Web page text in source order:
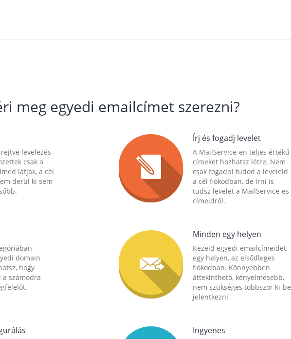
meg egyedi emailcímet szerezni?
levelezés
csak a
látják, a cél
derül ki sem
Írj és fogadj levelet
A MailService-en teljes értékű
címeket hozhatsz létre. Nem
csak fogadni tudod a leveleid
a cél fiókodban, de írni is
tudsz levelet a MailService-es
címeidről.
domain
hogy
a számodra
Minden egy helyen
Kezeld egyedi emailcímeidet
egy helyen, az elsődleges
fiókodban. Könnyebben
áttekinthető, kényelmesebb,
nem szükséges többször ki-be
jelentkezni.
Ingyenes